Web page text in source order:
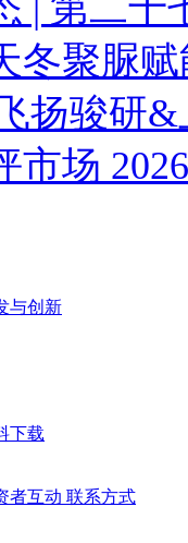
| 第二十
冬聚脲
扬骏研
市场
与创新
下载
者互动 联系方式